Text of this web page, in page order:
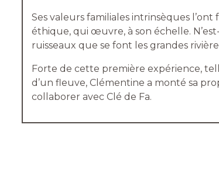
Ses valeurs familiales intrinsèques
éthique, qui œuvre, à son échelle.
ruisseaux que se font les grandes
Forte de cette première expérience,
d’un fleuve, Clémentine a monté sa
collaborer avec Clé de Fa.